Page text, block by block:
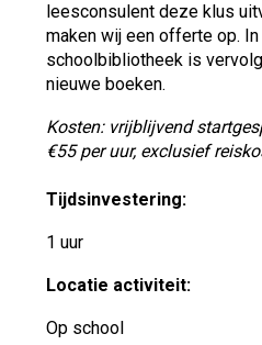
leesconsulent deze klus
maken wij een offerte op.
schoolbibliotheek is
nieuwe boeken.
Kosten: vrijblijvend
€55 per uur, exclusief
Tijdsinvestering:
1 uur
Locatie activiteit:
Op school